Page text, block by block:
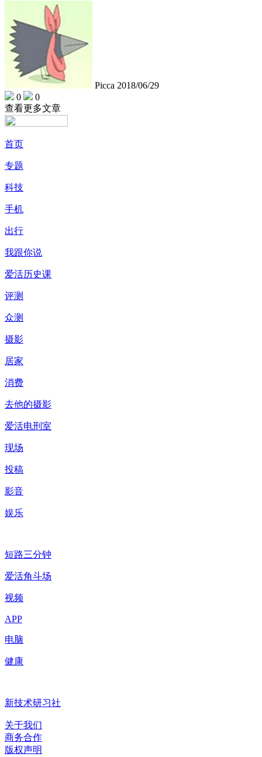
Picca 2018/06/29
0
0
查看更多文章
首页
专题
科技
手机
出行
我跟你说
爱活历史课
评测
众测
摄影
居家
消费
去他的摄影
爱活电刑室
现场
投稿
影音
娱乐
短路三分钟
爱活角斗场
视频
APP
电脑
健康
新技术研习社
关于我们
商务合作
版权声明